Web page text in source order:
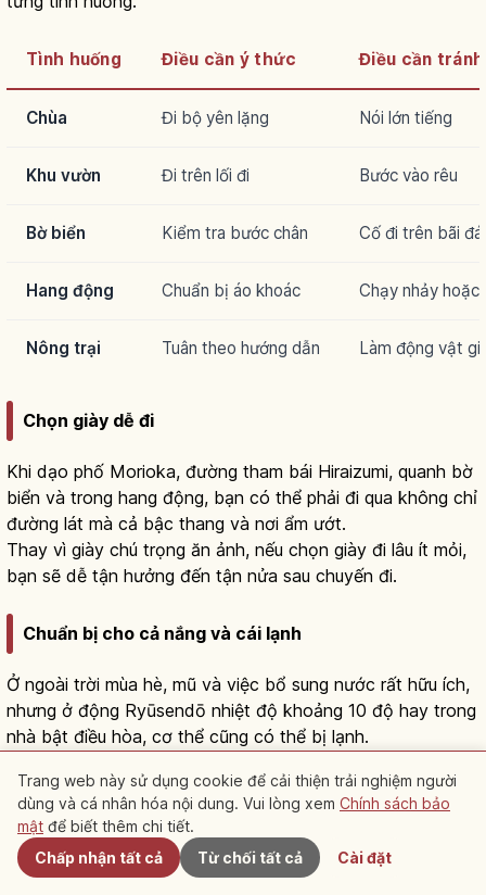
Tình huống Điều cần ý thức Điều cần tránh
Chùa Đi bộ yên lặng Nói lớn tiếng
Khu vườn Đi trên lối đi Bước vào rêu
Bờ biển Kiểm tra bước chân Cố đi trên bãi đá
Hang động Chuẩn bị áo khoác Chạy nhảy hoặc
Nông trại Tuân theo hướng dẫn Làm động vật
Chọn giày dễ đi
Khi dạo phố Morioka, đường tham bái Hiraizumi, quanh bờ
biển và trong hang động, bạn có thể phải đi qua không chỉ
đường lát mà cả bậc thang và nơi ẩm ướt.
Thay vì giày chú trọng ăn ảnh, nếu chọn giày đi lâu ít mỏi,
bạn sẽ dễ tận hưởng đến tận nửa sau chuyến đi.
Chuẩn bị cho cả nắng và cái lạnh
Ở ngoài trời mùa hè, mũ và việc bổ sung nước rất hữu ích,
nhưng ở động Ryūsendō nhiệt độ khoảng 10 độ hay trong
nhà bật điều hòa, cơ thể cũng có thể bị lạnh.
biển, điều hòa và không khí trong hang.
Lịch trình mẫu Iwate mùa hè điều
chỉnh theo từng kiểu chuyến đi
Gần đây
Trang web này sử dụng cookie để cải thiện trải nghiệm người
dùng và cá nhân hóa nội dung. Vui lòng xem Chính sách bảo
mật để biết thêm chi tiết.
Chấp nhận tất cả
Từ chối tất cả Cài đặt